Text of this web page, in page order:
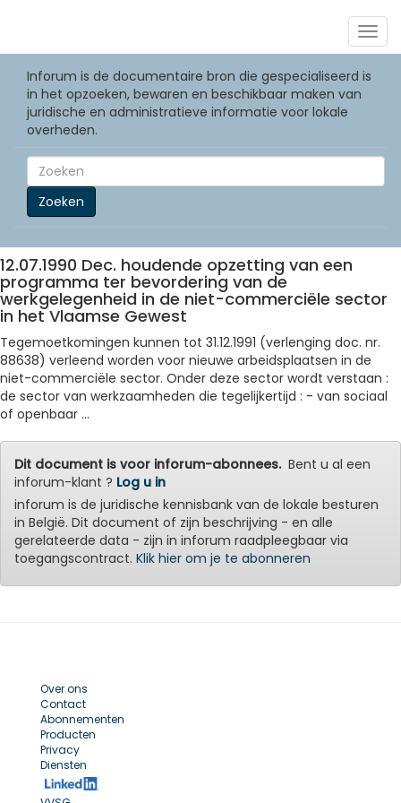
Inforum is de documentaire bron die gespecialiseerd is
in het opzoeken, bewaren en beschikbaar maken van
juridische en administratieve informatie voor lokale
overheden.
Zoeken
12.07.1990 Dec. houdende opzetting van een
programma ter bevordering van de
werkgelegenheid in de niet-commerciële sector
in het Vlaamse Gewest
Tegemoetkomingen kunnen tot 31.12.1991 (verlenging doc. nr.
88638) verleend worden voor nieuwe arbeidsplaatsen in de
niet-commerciële sector. Onder deze sector wordt verstaan :
de sector van werkzaamheden die tegelijkertijd : - van sociaal
of openbaar ...
Dit document is voor inforum-abonnees.Bent u al een
inforum-klant ? Log u in
inforum is de juridische kennisbank van de lokale besturen
in België. Dit document of zijn beschrijving - en alle
gerelateerde data - zijn in inforum raadpleegbaar via
toegangscontract. Klik hier om je te abonneren
Over ons
Contact
Abonnementen
Producten
Privacy
Diensten